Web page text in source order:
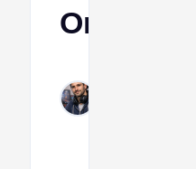
Online